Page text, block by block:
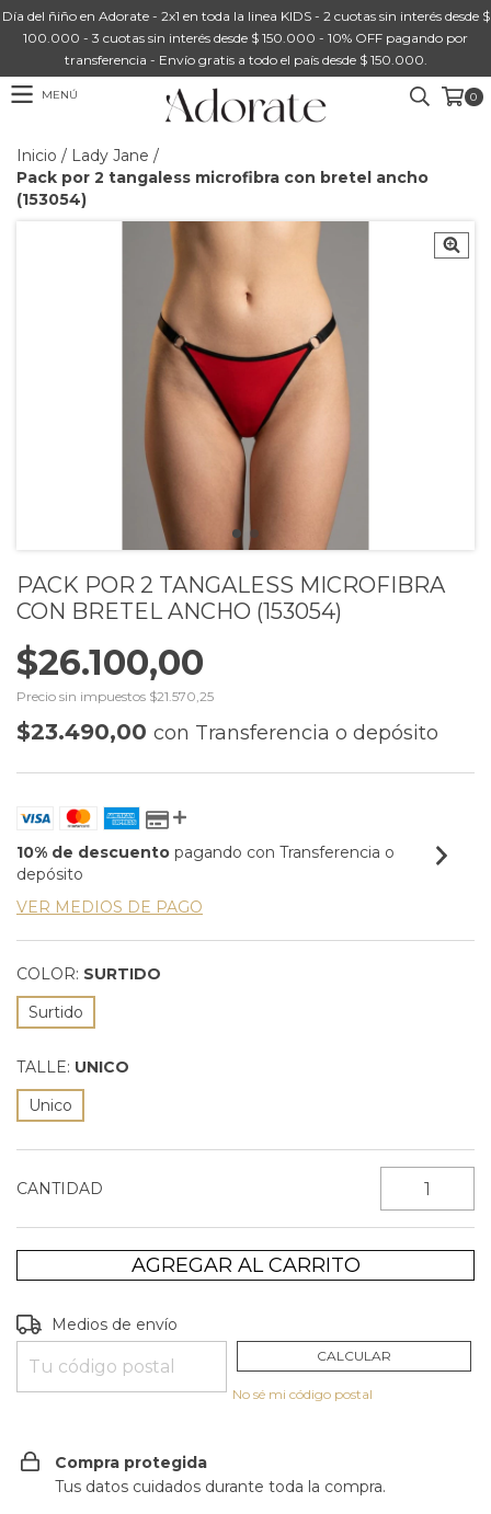
Día del ñiño en Adorate - 2x1 en toda la linea KIDS - 2 cuotas sin interés desde $
100.000 - 3 cuotas sin interés desde $ 150.000 - 10% OFF pagando por
transferencia - Envío gratis a todo el país desde $ 150.000.
MENÚ 0
Inicio / Lady Jane /
Pack por 2 tangaless microfibra con bretel ancho
(153054)
PACK POR 2 TANGALESS MICROFIBRA
CON BRETEL ANCHO (153054)
$26.100,00
Precio sin impuestos $21.570,25
$23.490,00 con Transferencia o depósito
10% de descuento pagando con Transferencia o
depósito
VER MEDIOS DE PAGO
COLOR: SURTIDO
Surtido
TALLE: UNICO
Unico
CANTIDAD
Entregas para el CP:
Medios de envío
CALCULAR
No sé mi código postal
Compra protegida
Tus datos cuidados durante toda la compra.